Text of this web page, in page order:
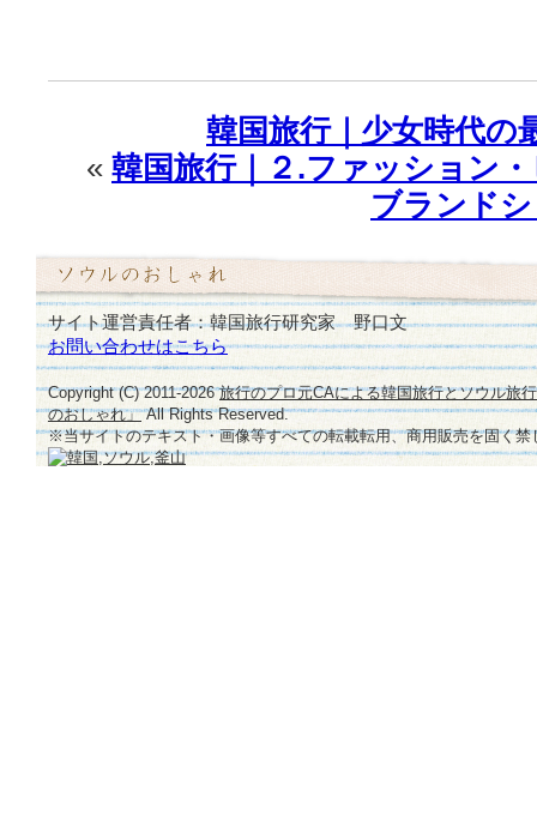
韓国旅行｜少女時代の
« 韓国旅行｜２.ファッション
ブランド
サイト運営責任者：韓国旅行研究家 野口文
お問い合わせはこちら
Copyright (C) 2011-2026旅行のプロ元CAによる韓国旅行とソウル旅
のおしゃれ」All Rights Reserved.
※当サイトのテキスト・画像等すべての転載転用、商用販売を固く禁